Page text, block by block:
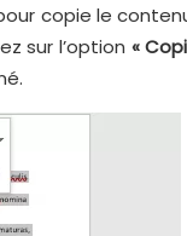
copie le
sur l’option «